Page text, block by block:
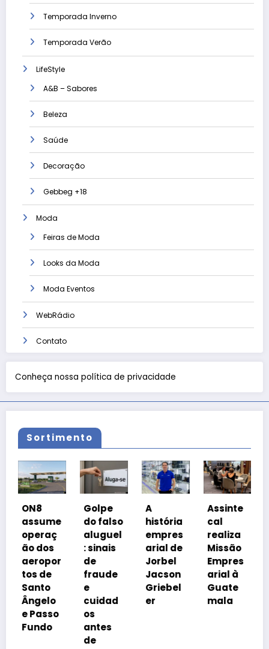
Temporada Inverno
Temporada Verão
LifeStyle
A&B – Sabores
Beleza
Saúde
Decoração
Gebbeg +18
Moda
Feiras de Moda
Looks da Moda
Moda Eventos
WebRádio
Contato
Conheça nossa política de privacidade
Sortimento
ON8
assume
operaç
ão dos
aeropor
tos de
Santo
Ângelo
e Passo
Fundo
Golpe
do falso
aluguel
: sinais
fraude
cuidad
antes
história
empres
arial de
Jorbel
Jacson
Griebel
Assinte
cal
realiza
Missão
Empres
arial à
Guate
mala